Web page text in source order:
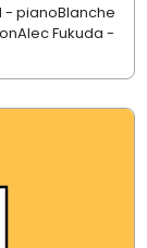
- pianoBlanche
Fukuda -